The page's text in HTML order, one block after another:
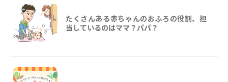
たくさんある赤ちゃんのおふろの役割、担
当しているのはママ？パパ？